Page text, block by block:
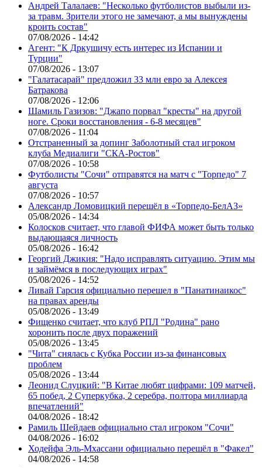
Андрей Талалаев: "Несколько футболистов выбыли из-
за травм. Зрители этого не замечают, а мы вынуждены
кроить состав"
07/08/2026 - 14:42
Агент: "К Дркушичу есть интерес из Испании и
Турции"
07/08/2026 - 13:07
"Галатасарай" предложил 33 млн евро за Алексея
Батракова
07/08/2026 - 12:06
Шамиль Газизов: "Джапо порвал "кресты" на другой
ноге. Сроки восстановления - 6-8 месяцев"
07/08/2026 - 11:04
Отстраненный за допинг Заболотный стал игроком
клуба Медиалиги "СКА-Ростов"
07/08/2026 - 10:58
Футболисты "Сочи" отправятся на матч с "Торпедо" 7
августа
07/08/2026 - 10:57
Александр Ломовицкий перешёл в «Торпедо-БелАЗ»
05/08/2026 - 14:34
Колосков считает, что главой ФИФА может быть только
выдающаяся личность
05/08/2026 - 16:42
Георгий Джикия: "Надо исправлять ситуацию. Этим мы
и займёмся в последующих играх"
05/08/2026 - 14:52
Ливай Гарсия официально перешел в "Панатинаикос"
на правах аренды
05/08/2026 - 13:49
Фищенко считает, что клуб РПЛ "Родина" рано
хоронить после двух поражений
05/08/2026 - 13:45
"Чита" снялась с Кубка России из-за финансовых
проблем
05/08/2026 - 13:44
Леонид Слуцкий: "В Китае любят цифрами: 109 матчей,
65 побед, 2 Суперкубка, 2 серебра, полтора миллиарда
впечатлений"
04/08/2026 - 18:42
Рамиль Шейдаев официально стал игроком "Сочи"
04/08/2026 - 16:02
Ходейфа Эль-Мхассани официально перешёл в "Факел"
04/08/2026 - 14:58